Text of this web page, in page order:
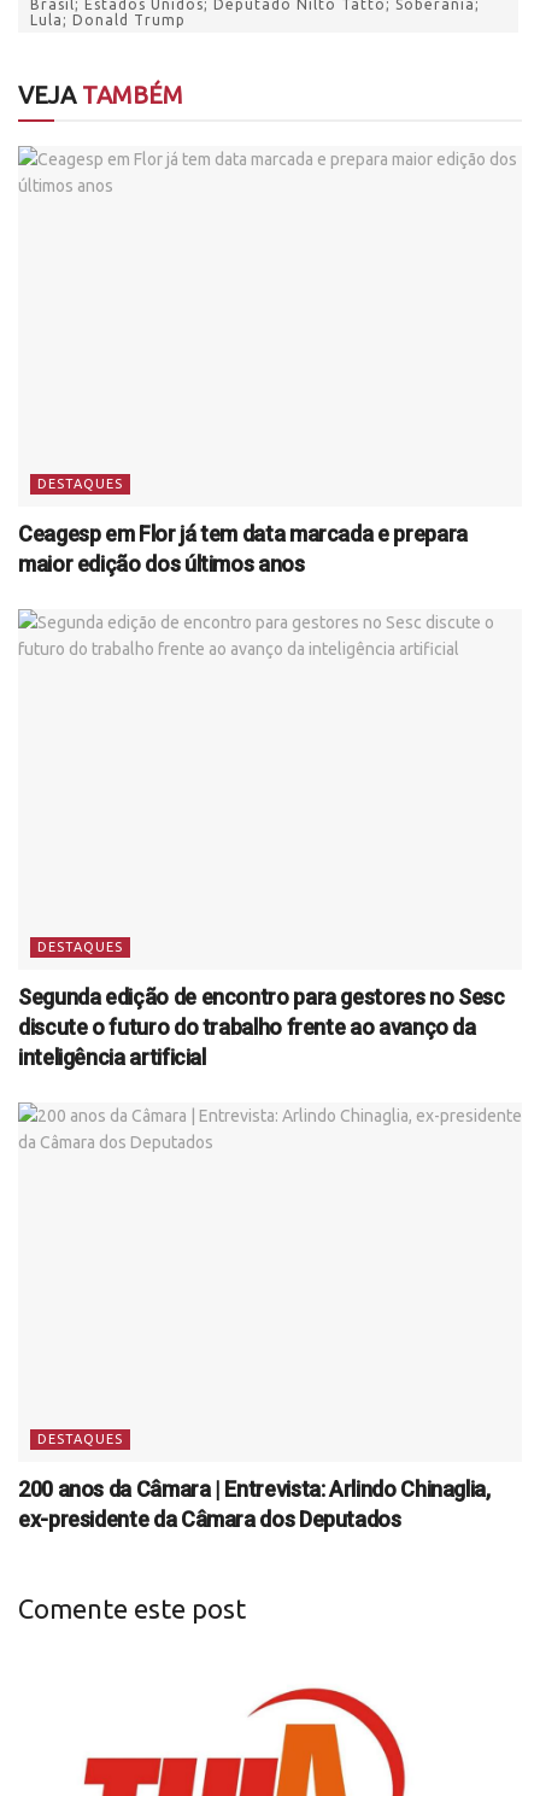
Brasil; Estados Unidos; Deputado Nilto Tatto; Soberania;
Lula; Donald Trump
VEJATAMBÉM
DESTAQUES
Ceagesp em Flor já tem data marcada e prepara
maior edição dos últimos anos
DESTAQUES
Segunda edição de encontro para gestores no Sesc
discute o futuro do trabalho frente ao avanço da
inteligência artificial
DESTAQUES
200 anos da Câmara | Entrevista: Arlindo Chinaglia,
ex-presidente da Câmara dos Deputados
Comente este post